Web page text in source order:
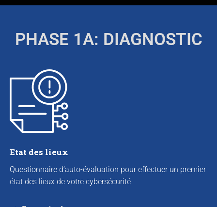
PHASE 1A: DIAGNOSTIC
Etat des lieux
Questionnaire d’auto-évaluation pour effectuer un premier
état des lieux de votre cybersécurité